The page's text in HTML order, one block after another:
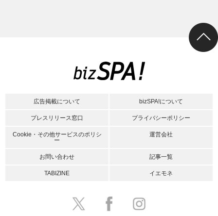
広告掲載について bizSPA!について
プレスリリース窓口 プライバシーポリシー
Cookie・その他サービスのポリシ
ー
運営会社
お問い合わせ 記事一覧
TABIZINE イエモネ